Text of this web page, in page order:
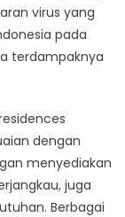
virus yang
pada
terdampaknya
dengan
menyediakan
juga
Berbagai